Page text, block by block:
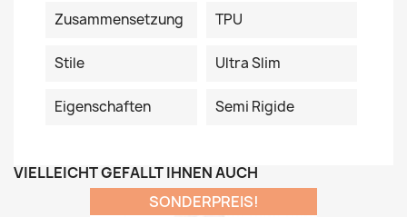
Zusammensetzung
TPU
Stile Ultra Slim
Eigenschaften Semi Rigide
VIELLEICHT GEFÄLLT IHNEN AUCH
SONDERPREIS!